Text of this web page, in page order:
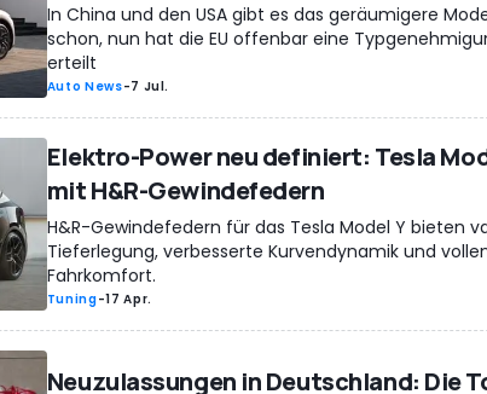
In China und den USA gibt es das geräumigere
schon, nun hat die EU offenbar eine
erteilt
Auto News-7 Jul.
Elektro-Power neu definiert: Tesla
mit H&R-Gewindefedern
H&R-Gewindefedern für das Tesla Model Y bieten
Tieferlegung, verbesserte Kurvendynamik und
Fahrkomfort.
Tuning-17 Apr.
Neuzulassungen in Deutschland: Die